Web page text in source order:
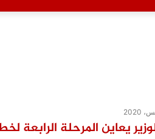
يعاين المرحلة الرابعة